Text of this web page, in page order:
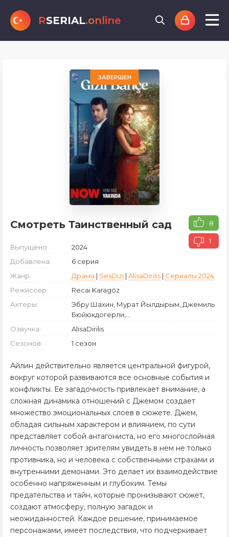
RSERIAL.online
ЗАВЕРШЕН
Смотреть Таинственный сад 8
1
Выпущено:
2024
Добавлена:
6 серия
Жанр:
Драма | SesDizi | AlisaDirilis | Сериалы 2024
Режиссер:
Recai Karagöz
Актеры:
Эбру Шахин, Мурат Йылдырым, Джемиль
Бюйюкдогерли,...
Озвучка:
AlisaDirilis
Сезонов:
1 сезон
Айлин действительно является центральной фигурой,
вокруг которой развиваются все основные события и
конфликты. Ее загадочность привлекает внимание, а
сложная динамика отношений с Джемом создает
множество эмоциональных слоев в сюжете. Джем,
обладая сильным характером и влиянием, по сути
представляет собой антагониста, но его многослойная
личность позволяет зрителям увидеть в нем не только
противника, но и человека с собственными страхами и
внутренними демонами. Это делает их взаимодействие
особенно напряженным и глубоким. Темы
предательства и тайн, которые пронизывают сюжет,
создают атмосферу, полную загадок и
неожиданностей. Каждое решение, принимаемое
персонажами, имеет последствия, что подчеркивает